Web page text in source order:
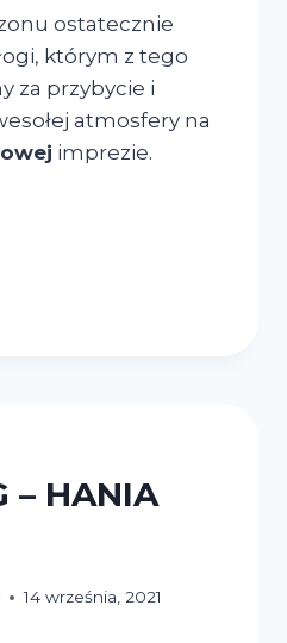
ostatecznie
którym z tego
za przybycie i
atmosfery na
imprezie.
– HANIA
14 września, 2021